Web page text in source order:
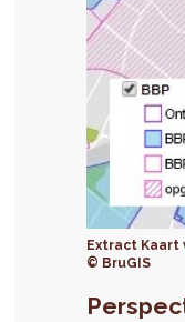
Extract Kaart
© BruGIS